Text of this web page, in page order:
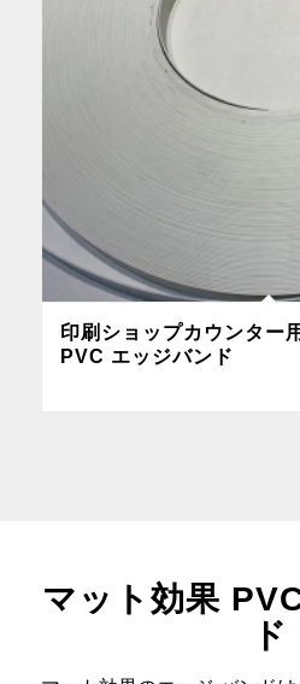
印刷ショップカウンター
PVC エッジバンド
マット効果
ド